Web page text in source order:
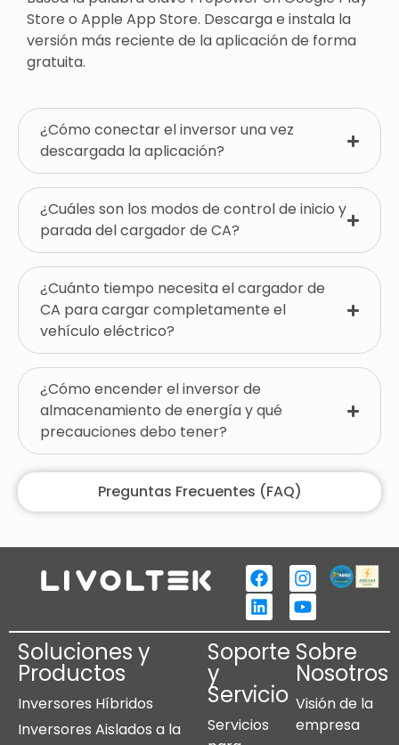
Preguntas Frecuentes (FAQ)
Store o Apple App Store. Descarga e instala la
versión más reciente de la aplicación de forma
gratuita.​
¿Cómo conectar el inversor una vez
descargada la aplicación?
¿Cuáles son los modos de control de inicio y
parada del cargador de CA?
¿Cuánto tiempo necesita el cargador de
CA para cargar completamente el
vehículo eléctrico?
¿Cómo encender el inversor de
almacenamiento de energía y qué
precauciones debo tener?
Soluciones y
Productos
Inversores Híbridos
Inversores Aislados a la
Soporte
y
Servicio
Servicios
Sobre
Nosotros
Visión de la
empresa